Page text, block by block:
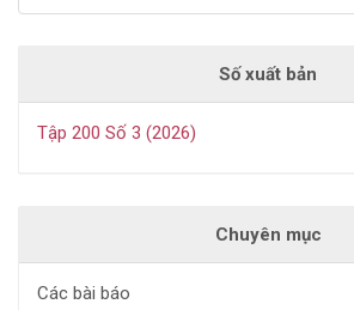
Số xuất bản
Tập 200 Số 3 (2026)
Chuyên mục
Các bài báo